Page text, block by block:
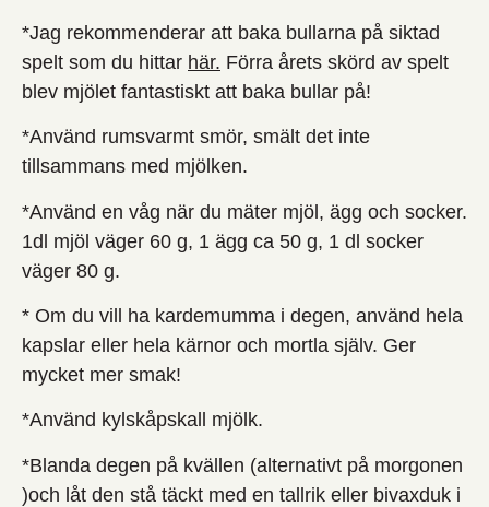
*Jag rekommenderar att baka bullarna på siktad
spelt som du hittar här. Förra årets skörd av spelt
blev mjölet fantastiskt att baka bullar på!
*Använd rumsvarmt smör, smält det inte
tillsammans med mjölken.
*Använd en våg när du mäter mjöl, ägg och socker.
1dl mjöl väger 60 g, 1 ägg ca 50 g, 1 dl socker
väger 80 g.
* Om du vill ha kardemumma i degen, använd hela
kapslar eller hela kärnor och mortla själv. Ger
mycket mer smak!
*Använd kylskåpskall mjölk.
*Blanda degen på kvällen (alternativt på morgonen
)och låt den stå täckt med en tallrik eller bivaxduk i